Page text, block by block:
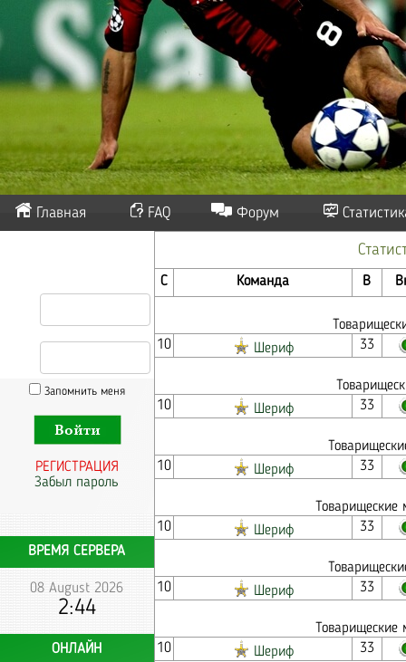
Главная FAQ Форум
Запомнить меня
РЕГИСТРАЦИЯ
Забыл пароль
ВРЕМЯ СЕРВЕРА
08 August 2026
2:44
ОНЛАЙН
С Команда В
10
Шериф 33
10
Шериф 33
10
Шериф 33
10
Шериф 33
10
Шериф 33
10
Шериф 33